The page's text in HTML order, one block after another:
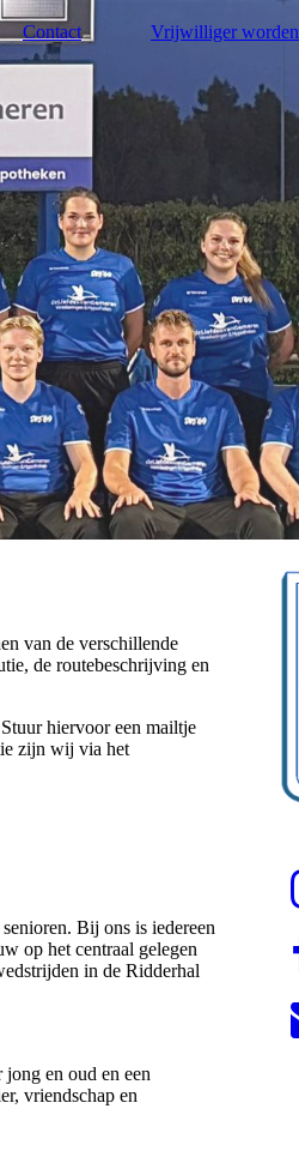
Contact Vrijwilliger worden
van de verschillende
de routebeschrijving en
hiervoor een mailtje
zijn wij via het
Bij ons is iedereen
op het centraal gelegen
in de Ridderhal
en oud en een
vriendschap en